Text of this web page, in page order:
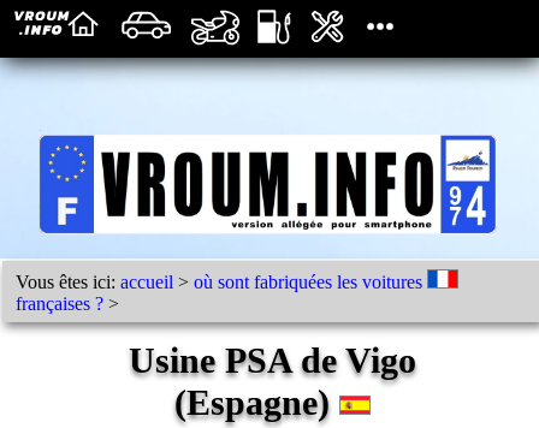
Vous êtes ici:accueil >où sont fabriquées les voitures
françaises ? >
Usine PSA de Vigo
(Espagne)